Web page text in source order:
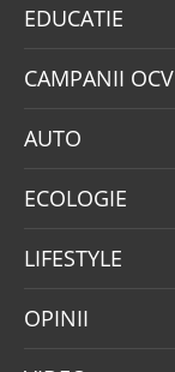
EDUCATIE
CAMPANII OCV
AUTO
ECOLOGIE
LIFESTYLE
OPINII